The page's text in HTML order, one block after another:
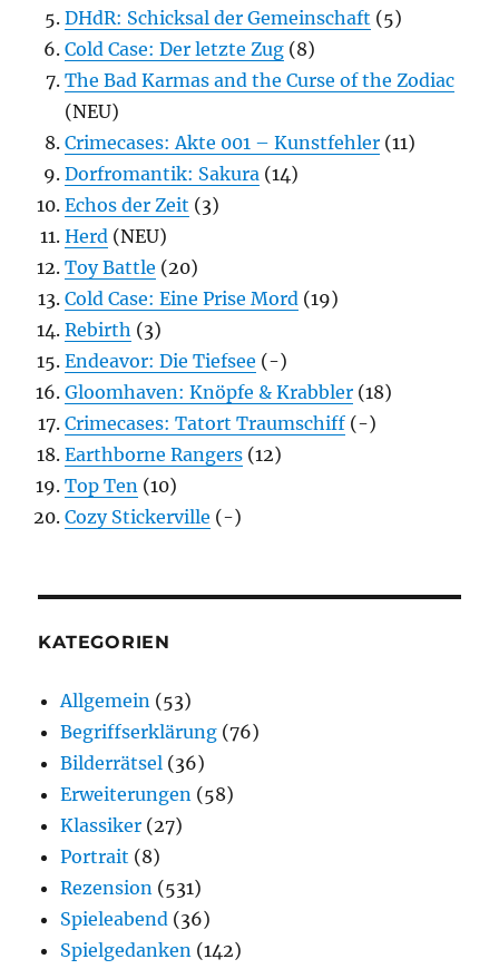
DHdR: Schicksal der Gemeinschaft (5)
Cold Case: Der letzte Zug (8)
The Bad Karmas and the Curse of the Zodiac
(NEU)
Crimecases: Akte 001 – Kunstfehler (11)
Dorfromantik: Sakura (14)
Echos der Zeit (3)
Herd (NEU)
Toy Battle (20)
Cold Case: Eine Prise Mord (19)
Rebirth (3)
Endeavor: Die Tiefsee (-)
Gloomhaven: Knöpfe & Krabbler (18)
Crimecases: Tatort Traumschiff (-)
Earthborne Rangers (12)
Top Ten (10)
Cozy Stickerville (-)
KATEGORIEN
Allgemein (53)
Begriffserklärung (76)
Bilderrätsel (36)
Erweiterungen (58)
Klassiker (27)
Portrait (8)
Rezension (531)
Spieleabend (36)
Spielgedanken (142)